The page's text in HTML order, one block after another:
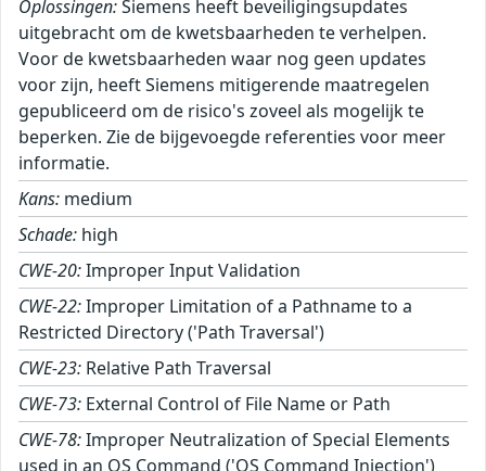
Oplossingen:Siemens heeft beveiligingsupdates
uitgebracht om de kwetsbaarheden te verhelpen.
Voor de kwetsbaarheden waar nog geen updates
voor zijn, heeft Siemens mitigerende maatregelen
gepubliceerd om de risico's zoveel als mogelijk te
beperken. Zie de bijgevoegde referenties voor meer
informatie.
Kans: medium
Schade: high
CWE-20:Improper Input Validation
CWE-22:Improper Limitation of a Pathname to a
Restricted Directory ('Path Traversal')
CWE-23: Relative Path Traversal
CWE-73: External Control of File Name or Path
CWE-78:Improper Neutralization of Special Elements
used in an OS Command ('OS Command Injection')